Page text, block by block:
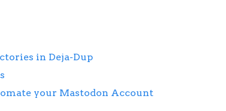
in Deja-Dup
your Mastodon Account